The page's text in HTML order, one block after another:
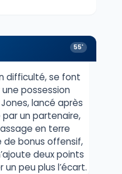
55'
difficulté, se font
possession
lancé après
un partenaire,
en terre
de bonus offensif,
deux points
peu plus l’écart.